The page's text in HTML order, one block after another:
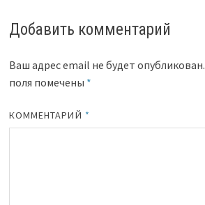
Добавить комментарий
Ваш адрес email не будет опубликован.
поля помечены *
КОММЕНТАРИЙ *